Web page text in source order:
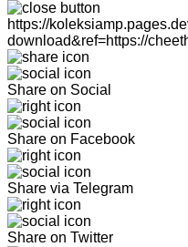
https://
download&ref=https://
Share on Social
Share on Facebook
Share via Telegram
Share on Twitter